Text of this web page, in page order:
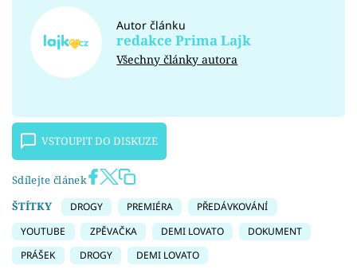
Autor článku
redakce Prima Lajk
Všechny články autora
VSTOUPIT DO DISKUZE
Sdílejte článek
ŠTÍTKY
DROGY PREMIÉRA
PŘEDÁVKOVÁNÍ
YOUTUBE
ZPĚVAČKA DEMI LOVATO
DOKUMENT
PRÁŠEK
DROGY DEMI LOVATO